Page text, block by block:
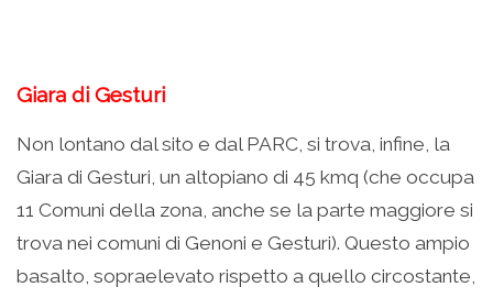
Giara di Gesturi
Non lontano dal sito e dal PARC, si trova, infine, la
Giara di Gesturi, un altopiano di 45 kmq (che occupa
11 Comuni della zona, anche se la parte maggiore si
trova nei comuni di Genoni e Gesturi). Questo ampio
basalto, sopraelevato rispetto a quello circostante,